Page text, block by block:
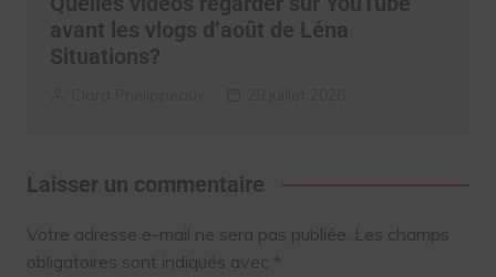
avant les vlogs d’août de Léna
Situations?
Laisser un commentaire
Votre adresse e-mail ne sera pas publiée. Les champs
obligatoires sont indiqués avec *